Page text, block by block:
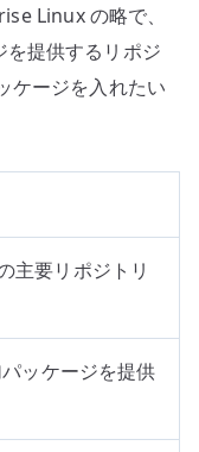
Linux の略で、
を提供するリポジ
ケージを入れたい
主要リポジトリ
ッケージを提供